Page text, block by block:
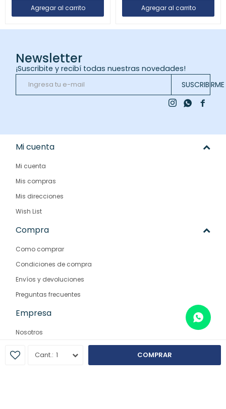
1 COMPRAR
Newsletter
¡Suscribite y recibí todas nuestras novedades!
SUSCRIBIRME

 
Mi cuenta
Mi cuenta
Mis compras
Mis direcciones
Wish List
Compra
Como comprar
Condiciones de compra
Envíos y devoluciones
Preguntas frecuentes
Empresa
Nosotros